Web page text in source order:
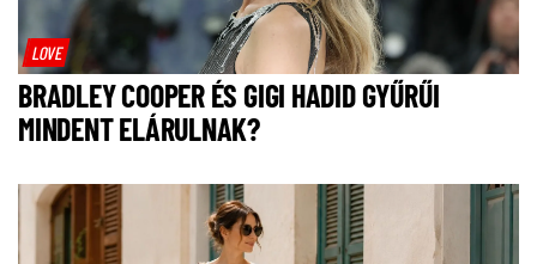
LOVE
BRADLEY COOPER ÉS GIGI HADID GYŰRŰI
MINDENT ELÁRULNAK?